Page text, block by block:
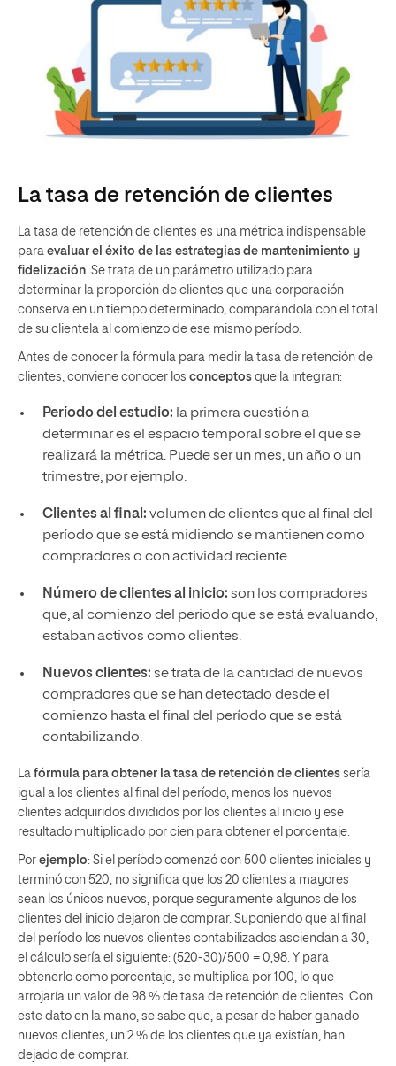
La tasa de retención de clientes
La tasa de retención de clientes es una métrica indispensable
para evaluar el éxito de las estrategias de mantenimiento y
fidelización. Se trata de un parámetro utilizado para
determinar la proporción de clientes que una corporación
conserva en un tiempo determinado, comparándola con el total
de su clientela al comienzo de ese mismo período.
Antes de conocer la fórmula para medir la tasa de retención de
clientes, conviene conocer los conceptos que la integran:
Período del estudio: la primera cuestión a
determinar es el espacio temporal sobre el que se
realizará la métrica. Puede ser un mes, un año o un
trimestre, por ejemplo.
Clientes al final: volumen de clientes que al final del
período que se está midiendo se mantienen como
compradores o con actividad reciente.
Número de clientes al inicio: son los compradores
que, al comienzo del periodo que se está evaluando,
estaban activos como clientes.
Nuevos clientes: se trata de la cantidad de nuevos
compradores que se han detectado desde el
comienzo hasta el final del período que se está
contabilizando.
La fórmula para obtener la tasa de retención de clientes sería
igual a los clientes al final del período, menos los nuevos
clientes adquiridos divididos por los clientes al inicio y ese
resultado multiplicado por cien para obtener el porcentaje.
Por ejemplo: Si el período comenzó con 500 clientes iniciales y
terminó con 520, no significa que los 20 clientes a mayores
sean los únicos nuevos, porque seguramente algunos de los
clientes del inicio dejaron de comprar. Suponiendo que al final
del período los nuevos clientes contabilizados asciendan a 30,
el cálculo sería el siguiente: (520-30)/500 = 0,98. Y para
obtenerlo como porcentaje, se multiplica por 100, lo que
arrojaría un valor de 98 % de tasa de retención de clientes. Con
este dato en la mano, se sabe que, a pesar de haber ganado
nuevos clientes, un 2 % de los clientes que ya existían, han
dejado de comprar.